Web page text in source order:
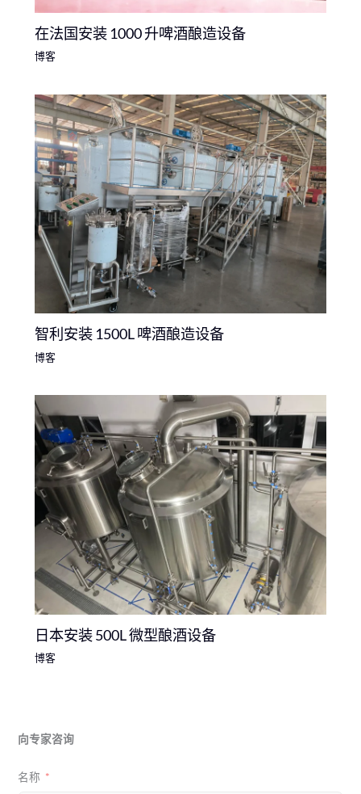
在法国安装 1000 升啤酒酿造设备
博客
智利安装 1500L 啤酒酿造设备
博客
日本安装 500L 微型酿酒设备
博客
向专家咨询
名称